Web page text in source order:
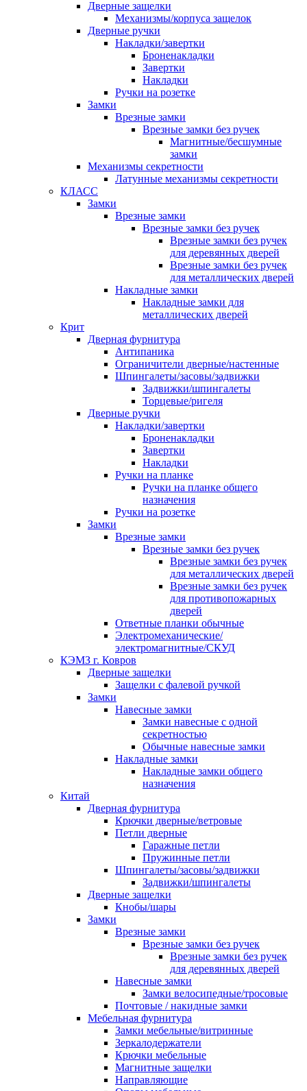
Дверные защелки
Механизмы/корпуса защелок
Дверные ручки
Накладки/завертки
Броненакладки
Завертки
Накладки
Ручки на розетке
Замки
Врезные замки
Врезные замки без ручек
Магнитные/бесшумные
замки
Механизмы секретности
Латунные механизмы секретности
КЛАСС
Замки
Врезные замки
Врезные замки без ручек
Врезные замки без ручек
для деревянных дверей
Врезные замки без ручек
для металлических дверей
Накладные замки
Накладные замки для
металлических дверей
Крит
Дверная фурнитура
Антипаника
Ограничители дверные/настенные
Шпингалеты/засовы/задвижки
Задвижки/шпингалеты
Торцевые/ригеля
Дверные ручки
Накладки/завертки
Броненакладки
Завертки
Накладки
Ручки на планке
Ручки на планке общего
назначения
Ручки на розетке
Замки
Врезные замки
Врезные замки без ручек
Врезные замки без ручек
для металлических дверей
Врезные замки без ручек
для противопожарных
дверей
Ответные планки обычные
Электромеханические/
электромагнитные/СКУД
КЭМЗ г. Ковров
Дверные защелки
Защелки с фалевой ручкой
Замки
Навесные замки
Замки навесные с одной
секретностью
Обычные навесные замки
Накладные замки
Накладные замки общего
назначения
Китай
Дверная фурнитура
Крючки дверные/ветровые
Петли дверные
Гаражные петли
Пружинные петли
Шпингалеты/засовы/задвижки
Задвижки/шпингалеты
Дверные защелки
Кнобы/шары
Замки
Врезные замки
Врезные замки без ручек
Врезные замки без ручек
для деревянных дверей
Навесные замки
Замки велосипедные/тросовые
Почтовые / накидные замки
Мебельная фурнитура
Замки мебельные/витринные
Зеркалодержатели
Крючки мебельные
Магнитные защелки
Направляющие